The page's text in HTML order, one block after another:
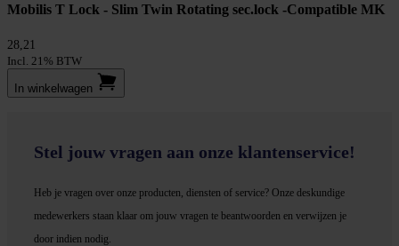
Mobilis T Lock - Slim Twin Rotating sec.lock -Compatible MK
28,21
Incl. 21% BTW
In winkel­wagen
Stel jouw vragen aan onze klantenservice!
Heb je vragen over onze producten, diensten of service? Onze deskundige
medewerkers staan klaar om jouw vragen te beantwoorden en verwijzen je
door indien nodig.